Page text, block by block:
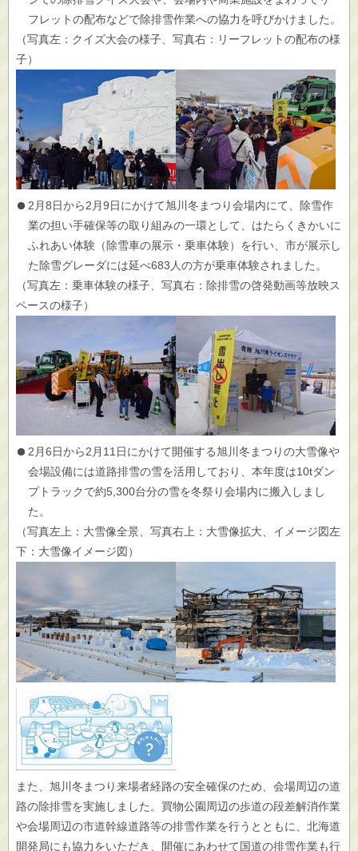
フレットの配布などで除排雪作業への協力を呼びかけました。
（写真左：クイズ大会の様子、写真右：リーフレットの配布の様
子）
2月8日から2月9日にかけて旭川冬まつり会場内にて、除雪作
業の担い手確保等の取り組みの一環として、はたらくきかいに
ふれあい体験（除雪車の展示・乗車体験）を行い、市が展示し
た除雪グレーダには延べ683人の方が乗車体験されました。
（写真左：乗車体験の様子、写真右：除排雪の啓発動画等放映ス
ペースの様子）
2月6日から2月11日にかけて開催する旭川冬まつりの大雪像や
会場設備には道路排雪の雪を活用しており、本年度は10tダン
プトラックで約5,300台分の雪を冬祭り会場内に搬入しまし
た。
（写真左上：大雪像全景、写真右上：大雪像拡大、イメージ図左
下：大雪像イメージ図）
また、旭川冬まつり来場者経路の安全確保のため、会場周辺の道
路の除排雪を実施しました。買物公園周辺の歩道の段差解消作業
や会場周辺の市道幹線道路等の排雪作業を行うとともに、北海道
開発局にも協力をいただき、開催にあわせて国道の排雪作業も行